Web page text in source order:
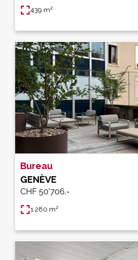
439 m²
Bureau
GENÈVE
CHF 50'706.-
1 280 m²